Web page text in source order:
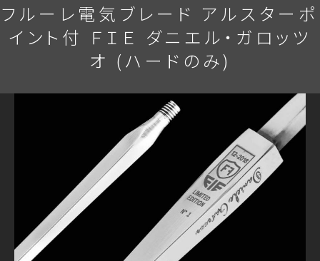
お問合わせ
フルーレ電気ブレード アルスターポ
イント付 ＦＩＥ ダニエル・ガロッツ
オ (ハードのみ)